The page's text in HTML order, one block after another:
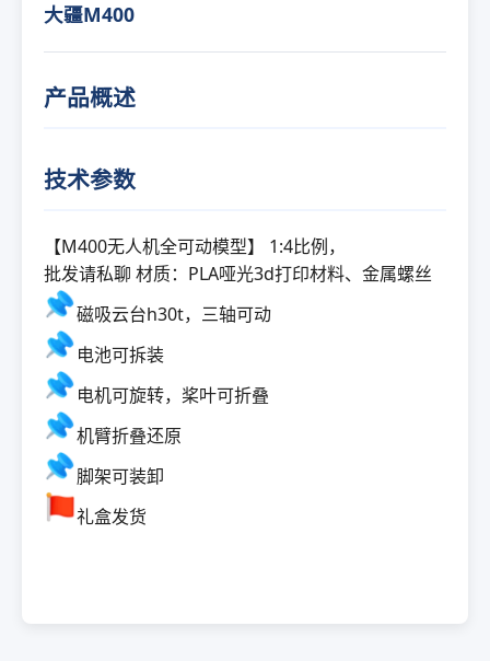
大疆M400
产品概述
技术参数
【M400无人机全可动模型】 1:4比例，
批发请私聊 材质：PLA哑光3d打印材料、金属螺丝
磁吸云台h30t，三轴可动
电池可拆装
电机可旋转，桨叶可折叠
机臂折叠还原
脚架可装卸
礼盒发货